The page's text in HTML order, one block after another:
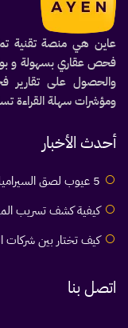
عاين هي منصة تقنية
فحص عقاري بسهولة و
ومؤشرات سهلة القراءة
أحدث الأخبار
5 عيوب لصق السيراميك على البلاط تندم عليها لاحقاً
كيفية كشف تسريب
كيف تختار بين شركات
اتصل بنا